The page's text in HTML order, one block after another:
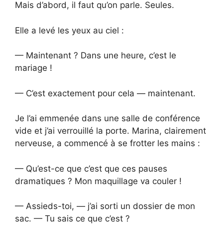
Mais d’abord, il faut qu’on parle. Seules.
Elle a levé les yeux au ciel :
— Maintenant ? Dans une heure, c’est le
mariage !
— C’est exactement pour cela — maintenant.
Je l’ai emmenée dans une salle de conférence
vide et j’ai verrouillé la porte. Marina, clairement
nerveuse, a commencé à se frotter les mains :
— Qu’est-ce que c’est que ces pauses
dramatiques ? Mon maquillage va couler !
— Assieds-toi, — j’ai sorti un dossier de mon
sac. — Tu sais ce que c’est ?